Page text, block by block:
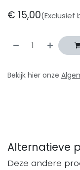
€ 15,00(Exclusief
Bekijk hier onze
Alternatieve
Deze andere